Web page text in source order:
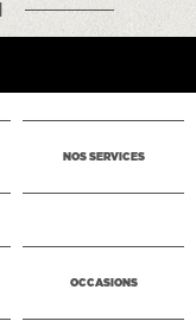
NOS SERVICES
OCCASIONS